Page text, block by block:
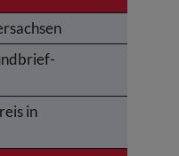
in